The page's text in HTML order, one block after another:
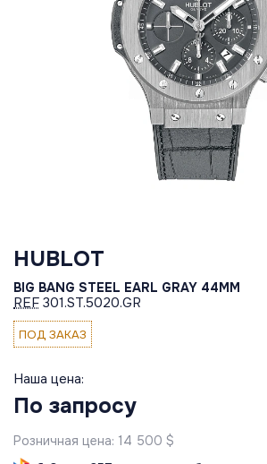
HUBLOT
BIG BANG STEEL EARL GRAY 44MM
REF 301.ST.5020.GR
ПОД ЗАКАЗ
Наша цена:
По запросу
Розничная цена: 14 500 $